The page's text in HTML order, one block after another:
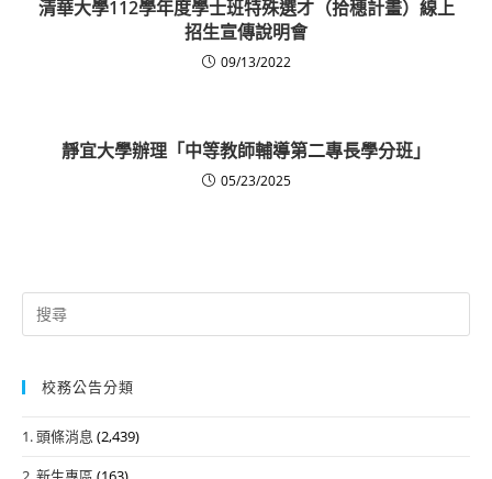
清華大學112學年度學士班特殊選才（拾穗計畫）線上
招生宣傳說明會
09/13/2022
靜宜大學辦理「中等教師輔導第二專長學分班」
05/23/2025
Search
for:
校務公告分類
1. 頭條消息 (2,439)